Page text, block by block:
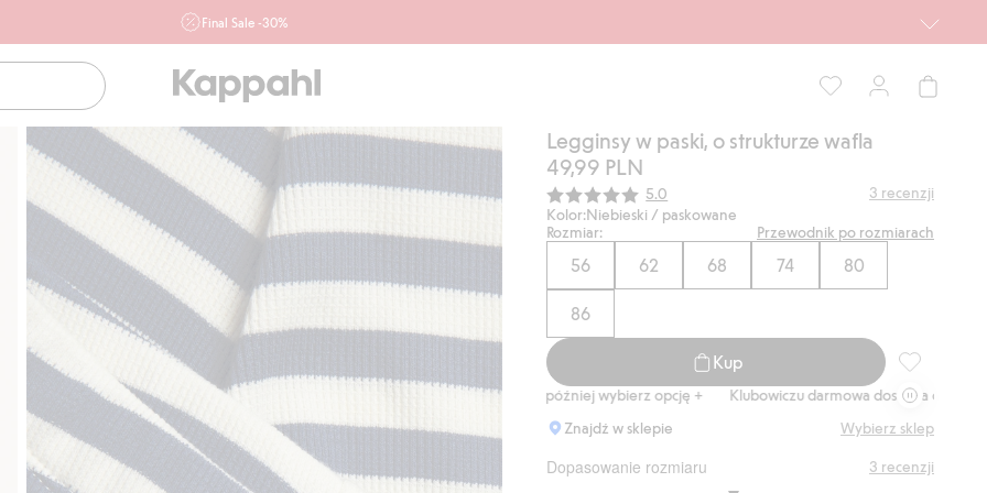
Final Sale -30%
ofertę, również z działu outlet do 10.8 w sklepach Kappahl i
Newbie oraz na kappahl.com. Ofert nie łączymy
Kobieta Mężczyzna
Dziecko
Niemowlę
Newbie
Legginsy w paski, o strukturze wafla
49,99 PLN
Średnia ocena:
5.0 3 recenzji
Kolor:Niebieski / paskowane
Rozmiar:
Przewodnik po rozmiarach
56 62 68 74 80
86
Kup
Legginsy
Klubowiczu darmowa dostawa od 150 zł Kup teraz, a zapłać później wybierz opcję + Klubowiczu darmowa dostawa od 150 zł
Znajdź w sklepie
Wybierz sklep
Dopasowanie rozmiaru 3 recenzji